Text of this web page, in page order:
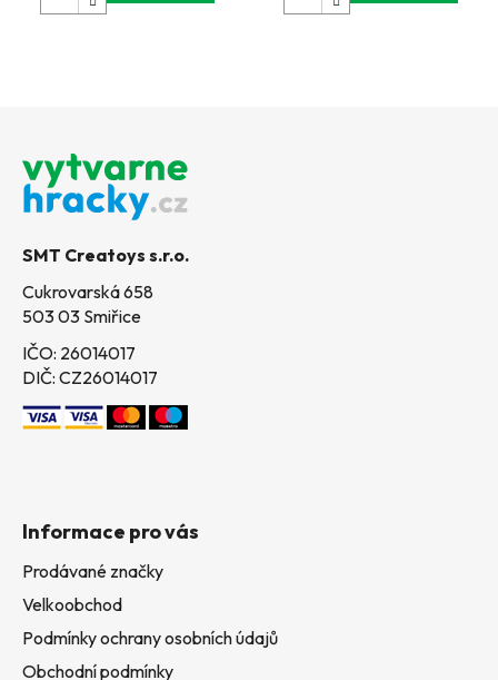
SMT Creatoys s.r.o.
Cukrovarská 658
503 03 Smiřice
IČO: 26014017
DIČ: CZ26014017
Informace pro vás
Prodávané značky
Velkoobchod
Podmínky ochrany osobních údajů
Obchodní podmínky